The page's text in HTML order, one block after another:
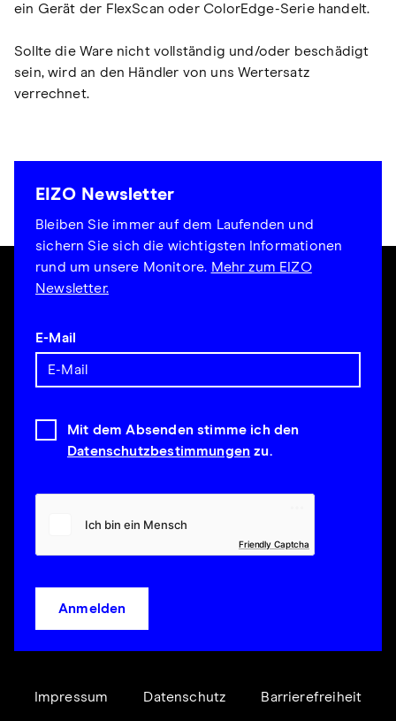
ein Gerät der FlexScan oder ColorEdge-Serie handelt.
Sollte die Ware nicht vollständig und/oder beschädigt
sein, wird an den Händler von uns Wertersatz
verrechnet.
EIZO Newsletter
Bleiben Sie immer auf dem Laufenden und
sichern Sie sich die wichtigsten Informationen
rund um unsere Monitore. Mehr zum EIZO
Newsletter.
E-Mail
Mit dem Absenden stimme ich den
Datenschutzbestimmungen zu.
Friendly Captcha
Anmelden
Impressum Datenschutz Barrierefreiheit